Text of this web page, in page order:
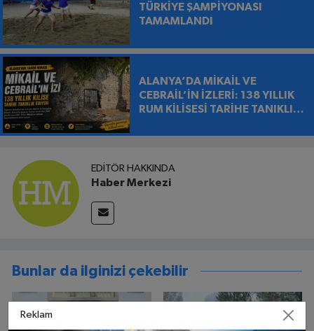
TÜRKİYE ŞAMPİYONASI
TAMAMLANDI
ALANYA’DA MİKAİL VE
CEBRAİL’İN İZLERİ: 138 YILLIK
RUM KİLİSESİ TARİHE TANIKLIK
EDITÖR HAKKINDA
Haber Merkezi
Bunlar da ilginizi çekebilir
Reklam